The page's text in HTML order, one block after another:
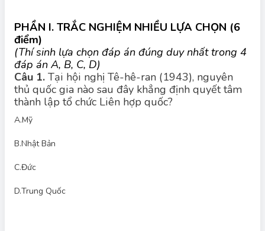
PHẦN I. TRẮC NGHIỆM NHIỀU LỰA CHỌN (6
điểm)
(Thí sinh lựa chọn đáp án đúng duy nhất trong 4
đáp án A, B, C, D)
Câu 1. Tại hội nghị Tê-hê-ran (1943), nguyên
thủ quốc gia nào sau đây khẳng định quyết tâm
thành lập tổ chức Liên hợp quốc?
A.Mỹ
B.Nhật Bản
C.Đức
D.Trung Quốc
Đáp án đúng:
Tại Hội nghị Tehran (1943), nguyên thủ các nước Mỹ, Anh và
tế để duy trì hòa bình và an ninh thế giới sau chiến tranh. Tuy
Quốc là một trong những nước đồng minh quan trọng và có vai